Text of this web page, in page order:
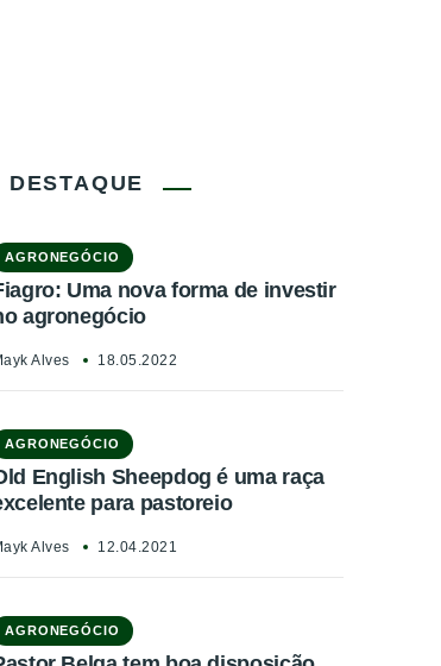
AGRONEGÓCIO
Uma nova forma de investir
agronegócio
Alves 18.05.2022
AGRONEGÓCIO
English Sheepdog é uma raça
para pastoreio
Alves 12.04.2021
AGRONEGÓCIO